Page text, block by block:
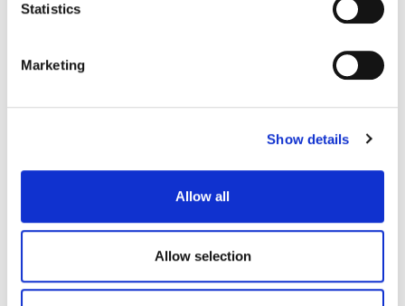
Statistics
Marketing
Show details
Allow all
Allow selection
+33 06 52 62 42 76
+33 06 52 62 42 76
maxime.lavalette@pandalus.fr